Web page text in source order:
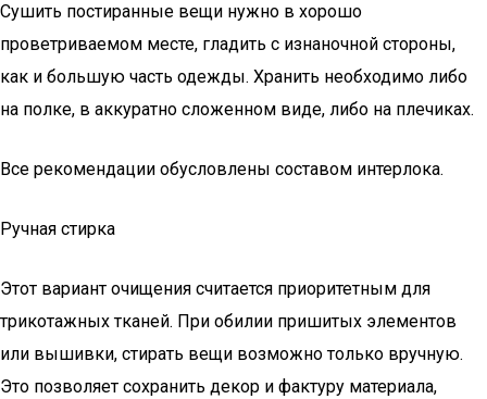
Сушить постиранные вещи нужно в хорошо
проветриваемом месте, гладить с изнаночной стороны,
как и большую часть одежды. Хранить необходимо либо
на полке, в аккуратно сложенном виде, либо на плечиках.
Все рекомендации обусловлены составом интерлока.
Ручная стирка
Этот вариант очищения считается приоритетным для
трикотажных тканей. При обилии пришитых элементов
или вышивки, стирать вещи возможно только вручную.
Это позволяет сохранить декор и фактуру материала,